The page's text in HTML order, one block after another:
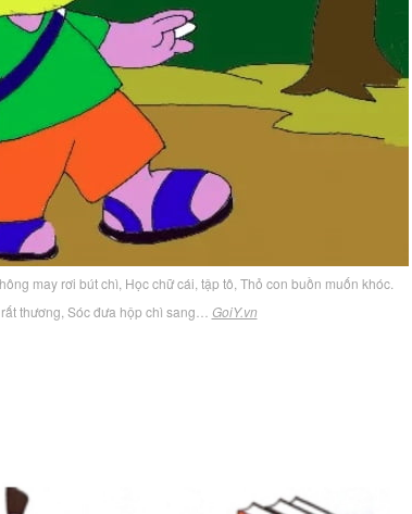
may rơi bút chì, Học chữ cái, tập tô, Thỏ con buồn muốn khóc.
thương, Sóc đưa hộp chì sang… GoiY.vn